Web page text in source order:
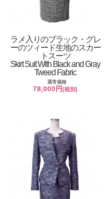
ラメ入りのブラック・グレ
ーのツィード生地のスカー
トスーツ
Skirt Suit With Black and Gray
Tweed Fabric
通常価格
78,000円(税別)